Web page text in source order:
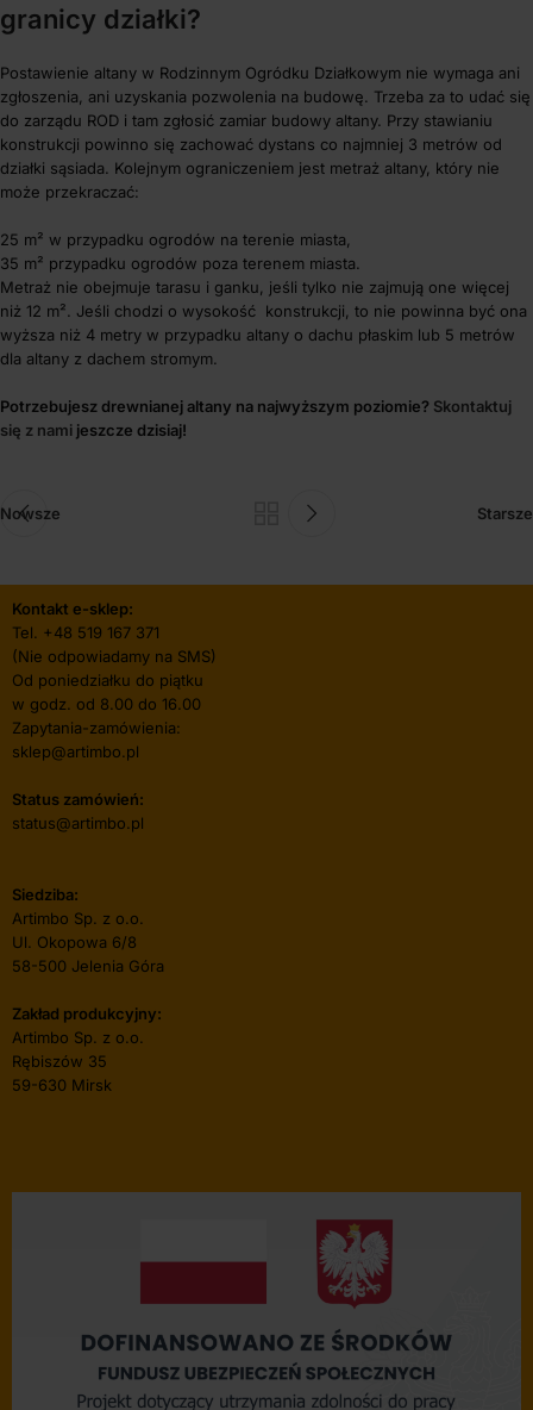
granicy działki?
Postawienie altany w Rodzinnym Ogródku Działkowym nie wymaga ani
zgłoszenia, ani uzyskania pozwolenia na budowę. Trzeba za to udać się
do zarządu ROD i tam zgłosić zamiar budowy altany. Przy stawianiu
konstrukcji powinno się zachować dystans co najmniej 3 metrów od
działki sąsiada. Kolejnym ograniczeniem jest metraż altany, który nie
może przekraczać:
25 m² w przypadku ogrodów na terenie miasta,
35 m² przypadku ogrodów poza terenem miasta.
Metraż nie obejmuje tarasu i ganku, jeśli tylko nie zajmują one więcej
niż 12 m². Jeśli chodzi o wysokość konstrukcji, to nie powinna być ona
wyższa niż 4 metry w przypadku altany o dachu płaskim lub 5 metrów
dla altany z dachem stromym.
Potrzebujesz drewnianej altany na najwyższym poziomie? Skontaktuj
się z nami jeszcze dzisiaj!
Nowsze Starsze
Kontakt e-sklep:
Tel. +48 519 167 371
(Nie odpowiadamy na SMS)
Od poniedziałku do piątku
w godz. od 8.00 do 16.00
Zapytania-zamówienia:
sklep@artimbo.pl
Status zamówień:
status@artimbo.pl
Siedziba:
Artimbo Sp. z o.o.
Ul. Okopowa 6/8
58-500 Jelenia Góra
Zakład produkcyjny:
Artimbo Sp. z o.o.
Rębiszów 35
59-630 Mirsk